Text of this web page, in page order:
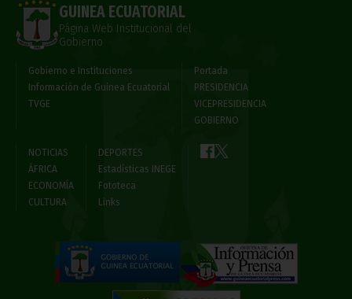
GUINEA ECUATORIAL
Página Web Institucional del
Gobierno
Gobierno e Instituciones
Información de Guinea Ecuatorial
TVGE
Portada
PRESIDENCIA
VICEPRESIDENCIA
GOBIERNO
NOTICIAS
ÁFRICA
ECONOMÍA
CULTURA
DEPORTES
Estadísticas INEGE
Fototeca
Links